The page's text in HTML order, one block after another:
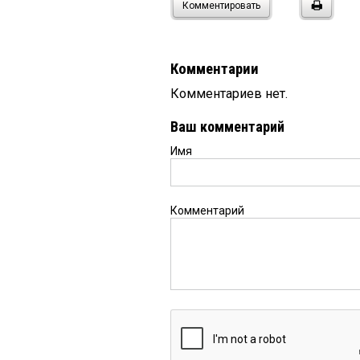
Комментировать
Комментарии
Комментариев нет.
Ваш комментарий
Имя
Комментарий